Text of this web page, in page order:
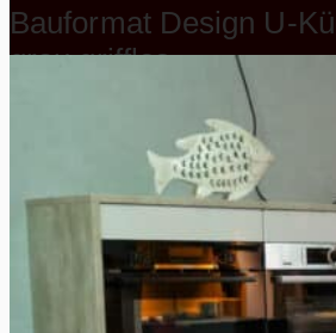
Bauformat Design U-
grau grifflos